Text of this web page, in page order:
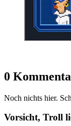
0
Noch nichts hier.
Vorsicht, Troll